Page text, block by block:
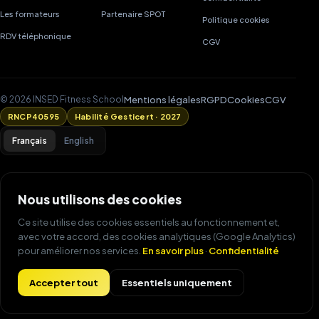
Les formateurs
RDV téléphonique
Partenaire SPOT
Politique cookies
CGV
© 2026 INSED Fitness School Mentions légalesRGPDCookiesCGV
RNCP40595 Habilité Gesticert · 2027
Français English
Nous utilisons des cookies
Ce site utilise des cookies essentiels au fonctionnement et,
avec votre accord, des cookies analytiques (Google Analytics)
pour améliorer nos services. En savoir plus· Confidentialité
Accepter tout Essentiels uniquement
commence aujourd'hui !